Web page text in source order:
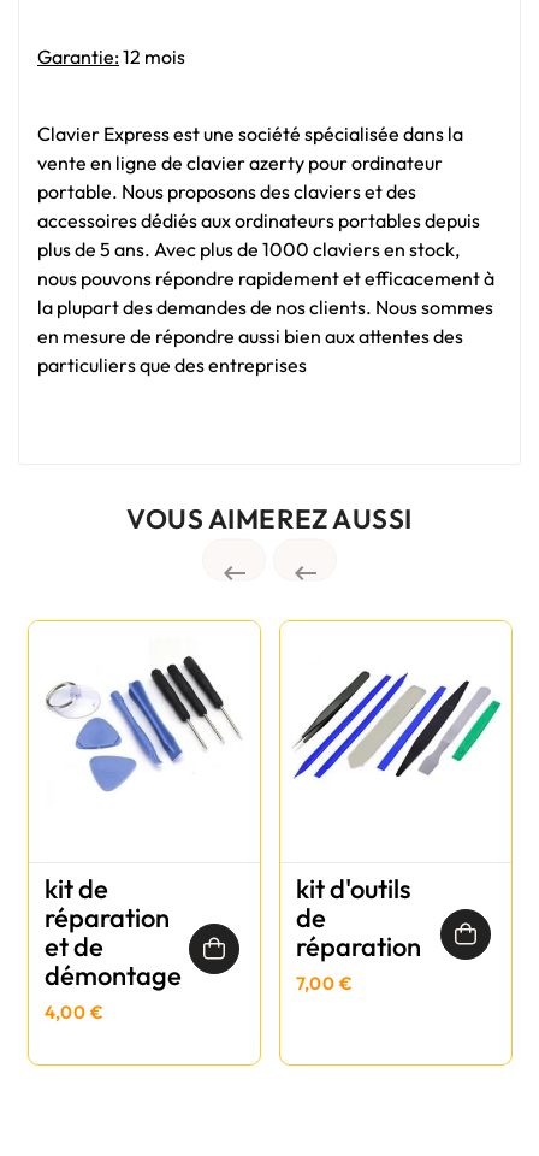
Garantie:12 mois
Clavier Express est une société spécialisée dans la
vente en ligne de clavier azerty pour ordinateur
portable. Nous proposons des claviers et des
accessoires dédiés aux ordinateurs portables depuis
plus de 5 ans. Avec plus de 1000 claviers en stock,
nous pouvons répondre rapidement et efficacement à
la plupart des demandes de nos clients. Nous sommes
en mesure de répondre aussi bien aux attentes des
particuliers que des entreprises
VOUS AIMEREZ AUSSI
 
kit de
réparation
et de
démontage
4,00 €
kit d'outils
de
réparation
7,00 €